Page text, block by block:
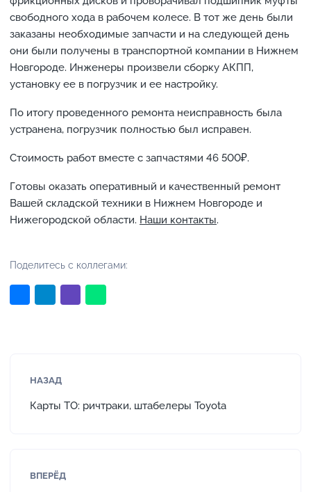
свободного хода в рабочем колесе. В тот же день были
заказаны необходимые запчасти и на следующей день
они были получены в транспортной компании в Нижнем
Новгороде. Инженеры произвели сборку АКПП,
установку ее в погрузчик и ее настройку.
По итогу проведенного ремонта неисправность была
устранена, погрузчик полностью был исправен.
Стоимость работ вместе с запчастями 46 500₽.
Готовы оказать оперативный и качественный ремонт
Вашей складской техники в Нижнем Новгороде и
Нижегородской области. Наши контакты.
Поделитесь с коллегами:
НАЗАД
Карты ТО: ричтраки, штабелеры Toyota
ВПЕРЁД